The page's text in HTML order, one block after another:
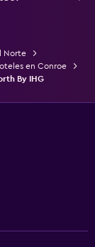
Norte
en Conroe
By IHG